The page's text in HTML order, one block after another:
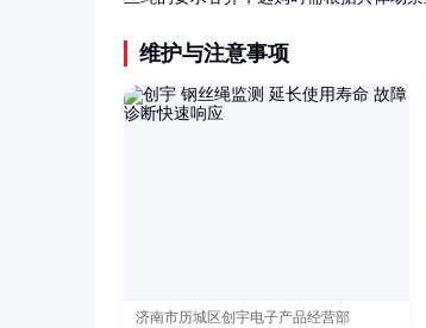
维护与注意事项
济南市历城区创宇电子产品经营部